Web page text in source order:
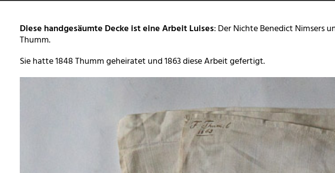
Diese handgesäumte Decke ist eine Arbeit Luises: Der Nichte Benedict Nimsers
Thumm.
Sie hatte 1848 Thumm geheiratet und 1863 diese Arbeit gefertigt.